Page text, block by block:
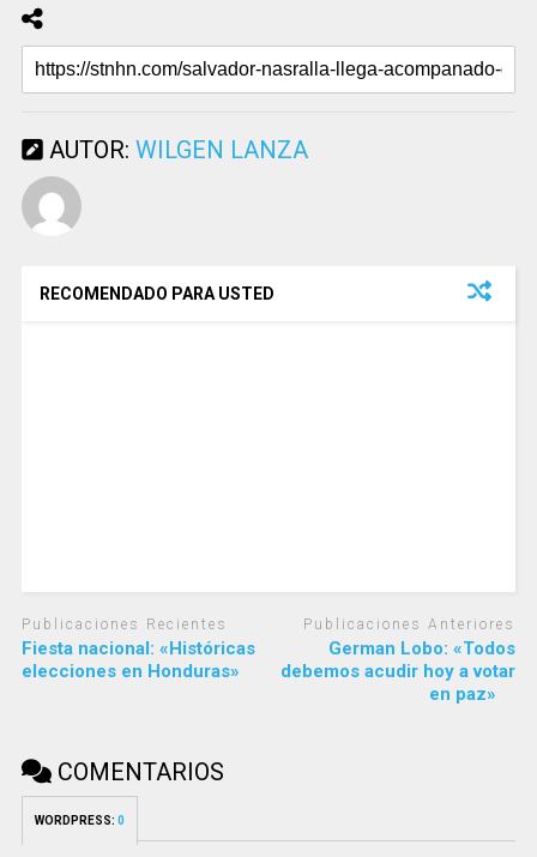
AUTOR: WILGEN LANZA
RECOMENDADO PARA USTED
Publicaciones Recientes
Fiesta nacional: «Históricas
elecciones en Honduras»
Publicaciones Anteriores
German Lobo: «Todos
debemos acudir hoy a votar
en paz»
COMENTARIOS
WORDPRESS: 0